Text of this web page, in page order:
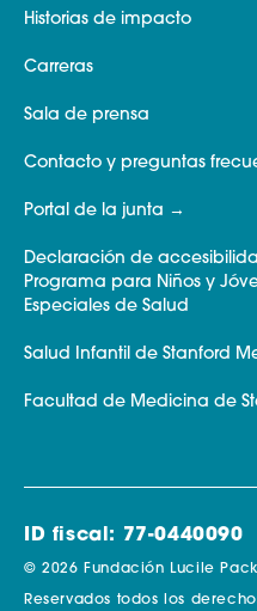
Historias de impacto
Carreras
Sala de prensa
Contacto y preguntas
Portal de la junta
Declaración de
Programa para Niños y
Especiales de Salud
Salud Infantil de Stanford
Facultad de Medicina de
ID fiscal: 77-0440090
© 2026 Fundación Lucile
Reservados todos los